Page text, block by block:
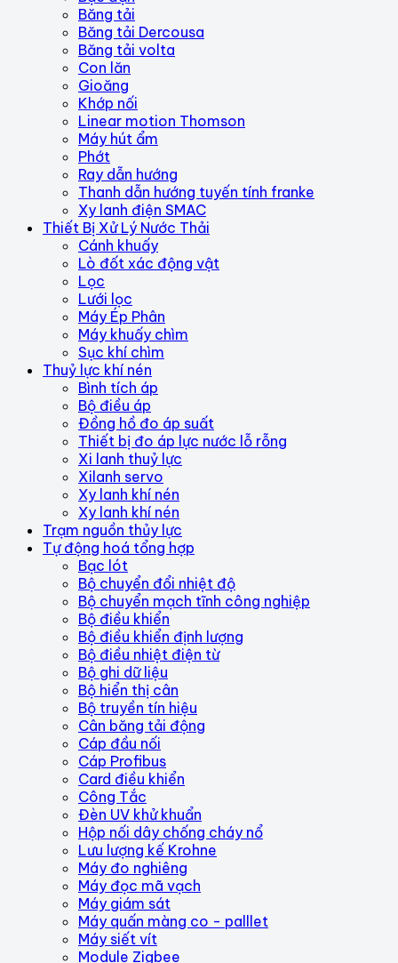
Băng tải
Băng tải Dercousa
Băng tải volta
Con lăn
Gioăng
Khớp nối
Linear motion Thomson
Máy hút ẩm
Phớt
Ray dẫn hướng
Thanh dẫn hướng tuyến tính franke
Xy lanh điện SMAC
Thiết Bị Xử Lý Nước Thải
Cánh khuấy
Lò đốt xác động vật
Lọc
Lưới lọc
Máy Ép Phân
Máy khuấy chìm
Sục khí chìm
Thuỷ lực khí nén
Bình tích áp
Bộ điều áp
Đồng hồ đo áp suất
Thiết bị đo áp lực nước lỗ rỗng
Xi lanh thuỷ lực
Xilanh servo
Xy lanh khí nén
Xy lanh khí nén
Trạm nguồn thủy lực
Tự động hoá tổng hợp
Bạc lót
Bộ chuyển đổi nhiệt độ
Bộ chuyển mạch tĩnh công nghiệp
Bộ điều khiển
Bộ điều khiển định lượng
Bộ điều nhiệt điện từ
Bộ ghi dữ liệu
Bộ hiển thị cân
Bộ truyền tín hiệu
Cân băng tải động
Cáp đầu nối
Cáp Profibus
Card điều khiển
Công Tắc
Đèn UV khử khuẩn
Hộp nối dây chống cháy nổ
Lưu lượng kế Krohne
Máy đo nghiêng
Máy đọc mã vạch
Máy giám sát
Máy quấn màng co - palllet
Máy siết vít
Module Zigbee